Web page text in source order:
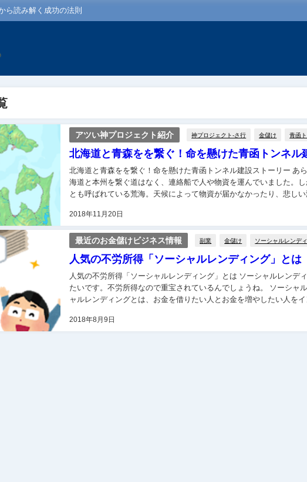
ら読み解く成功の法則
アツい神プロジェクト紹介 神プロジェクト-さ行 金儲け 青函
北海道と青森をを繋ぐ！命を懸けた青函トンネル
2018年11月20日
北海道と青森をを繋ぐ！命を懸けた青函トンネル建設ストーリー あらすじ 日本の高度成長期、北
海道と本州を繋ぐ道はなく、連絡船で人や物資を運んでいました。
とも呼ばれている荒海。天候によって物資が届かなかったり、悲しい
最近のお金儲けビジネス情報 副業 金儲け ソーシャルレンデ
人気の不労所得「ソーシャルレンディング」とは
2018年8月9日
人気の不労所得「ソーシャルレンディング」とは ソーシャルレンディングが最近流行っているみ
たいです。不労所得なので重宝されているんでしょうね。 ソーシャルレンディングとは？ ソーシ
ャルレンディングとは、お金を借りたい人とお金を増やしたい人をイ